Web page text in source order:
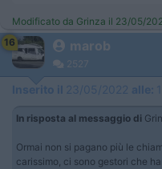
Modificato da Grinza il 23/05/
16
marob
2527
Inserito il 23/05/2022 alle:
In risposta al messaggio di
Ormai non si pagano più le
carissimo, ci sono gestori che